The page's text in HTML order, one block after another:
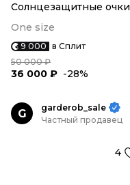
Солнцезащитные очки
One size
9 000 в Сплит
50 000 ₽
36 000 ₽ -28%
G
garderob_sale
Частный продавец
4